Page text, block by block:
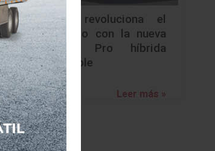
Nissan revoluciona el
segmento con la nueva
Frontier Pro híbrida
enchufable
Leer más »